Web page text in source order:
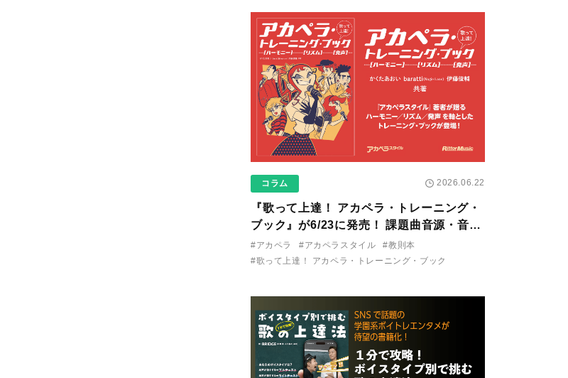
コラム 2026.06.22
『歌って上達！ アカペラ・トレーニング・
ブック』が6/23に発売！ 課題曲音源・音取
り用アプリを公開。
#アカペラ #アカペラスタイル
#教則本
#歌って上達！ アカペラ・トレーニング・ブック